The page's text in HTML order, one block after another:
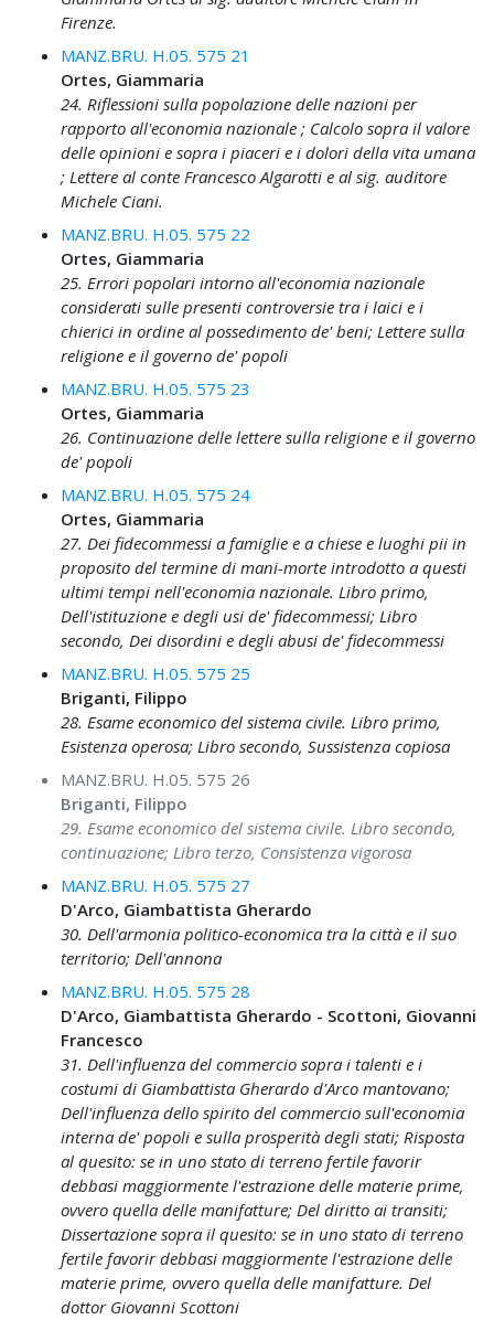
Firenze.
MANZ.BRU. H.05. 575 21
Ortes, Giammaria
24. Riflessioni sulla popolazione delle nazioni per
rapporto all'economia nazionale ; Calcolo sopra il valore
delle opinioni e sopra i piaceri e i dolori della vita umana
; Lettere al conte Francesco Algarotti e al sig. auditore
Michele Ciani.
MANZ.BRU. H.05. 575 22
Ortes, Giammaria
25. Errori popolari intorno all'economia nazionale
considerati sulle presenti controversie tra i laici e i
chierici in ordine al possedimento de' beni; Lettere sulla
religione e il governo de' popoli
MANZ.BRU. H.05. 575 23
Ortes, Giammaria
26. Continuazione delle lettere sulla religione e il governo
de' popoli
MANZ.BRU. H.05. 575 24
Ortes, Giammaria
27. Dei fidecommessi a famiglie e a chiese e luoghi pii in
proposito del termine di mani-morte introdotto a questi
ultimi tempi nell'economia nazionale. Libro primo,
Dell'istituzione e degli usi de' fidecommessi; Libro
secondo, Dei disordini e degli abusi de' fidecommessi
MANZ.BRU. H.05. 575 25
Briganti, Filippo
28. Esame economico del sistema civile. Libro primo,
Esistenza operosa; Libro secondo, Sussistenza copiosa
MANZ.BRU. H.05. 575 26
Briganti, Filippo
29. Esame economico del sistema civile. Libro secondo,
continuazione; Libro terzo, Consistenza vigorosa
MANZ.BRU. H.05. 575 27
D'Arco, Giambattista Gherardo
30. Dell'armonia politico-economica tra la città e il suo
territorio; Dell'annona
MANZ.BRU. H.05. 575 28
D'Arco, Giambattista Gherardo - Scottoni, Giovanni
Francesco
31. Dell'influenza del commercio sopra i talenti e i
costumi di Giambattista Gherardo d'Arco mantovano;
Dell'influenza dello spirito del commercio sull'economia
interna de' popoli e sulla prosperità degli stati; Risposta
al quesito: se in uno stato di terreno fertile favorir
debbasi maggiormente l'estrazione delle materie prime,
ovvero quella delle manifatture; Del diritto ai transiti;
Dissertazione sopra il quesito: se in uno stato di terreno
fertile favorir debbasi maggiormente l'estrazione delle
materie prime, ovvero quella delle manifatture. Del
dottor Giovanni Scottoni